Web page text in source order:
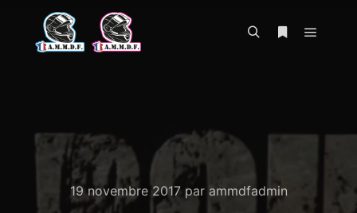
19 novembre 2017par ammdfadmin